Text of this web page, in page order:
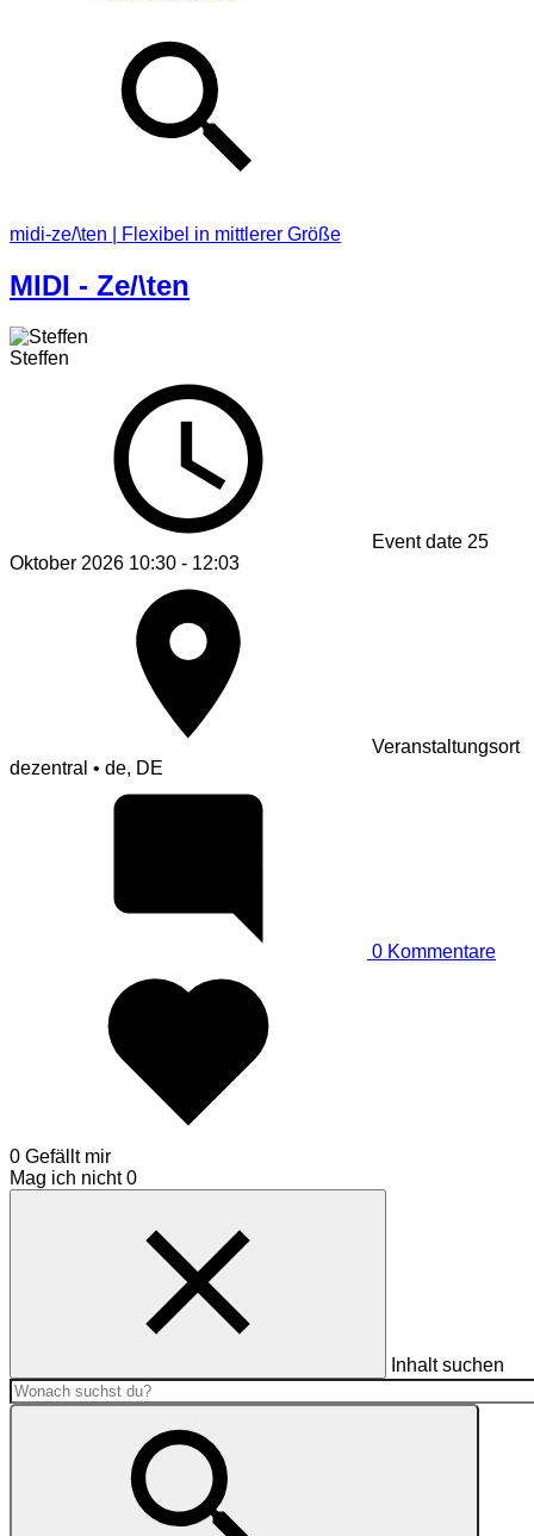
midi-ze/\ten | Flexibel in mittlerer Größe
MIDI - Ze/\ten
Steffen
Event date 25
Oktober 2026 10:30 - 12:03
Veranstaltungsort
dezentral • de, DE
0 Kommentare
0 Gefällt mir
Mag ich nicht 0
Inhalt suchen